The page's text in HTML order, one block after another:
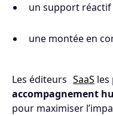
un support
une montée en
Les éditeurs SaaS les
accompagnement
pour maximiser